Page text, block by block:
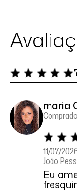
maria
11/07/
João
Eu